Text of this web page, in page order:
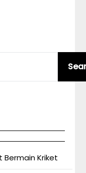
Bermain Kriket